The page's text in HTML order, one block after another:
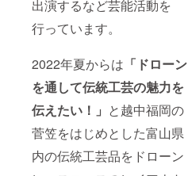
出演するなど芸能活動を
行っています。
2022年夏からは 「ドローン
を通して伝統工芸の魅力を
伝えたい！」 と越中福岡の
菅笠をはじめとした富山県
内の伝統工芸品をドローン